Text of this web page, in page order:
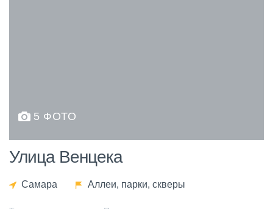
5 ФОТО
Улица Венцека
Самара Аллеи, парки, скверы